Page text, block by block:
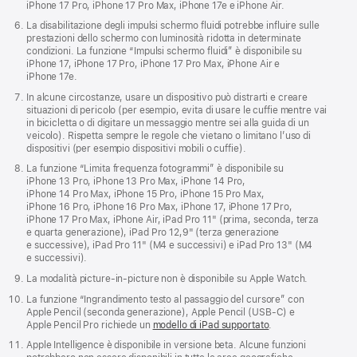
iPhone 17 Pro, iPhone 17 Pro Max, iPhone 17e e iPhone Air.
La disabilitazione degli impulsi schermo fluidi potrebbe influire sulle
prestazioni dello schermo con luminosità ridotta in determinate
condizioni. La funzione “Impulsi schermo fluidi” è disponibile su
iPhone 17, iPhone 17 Pro, iPhone 17 Pro Max, iPhone Air e
iPhone 17e.
In alcune circostanze, usare un dispositivo può distrarti e creare
situazioni di pericolo (per esempio, evita di usare le cuffie mentre vai
in bicicletta o di digitare un messaggio mentre sei alla guida di un
veicolo). Rispetta sempre le regole che vietano o limitano l’uso di
dispositivi (per esempio dispositivi mobili o cuffie).
La funzione “Limita frequenza fotogrammi” è disponibile su
iPhone 13 Pro, iPhone 13 Pro Max, iPhone 14 Pro,
iPhone 14 Pro Max, iPhone 15 Pro, iPhone 15 Pro Max,
iPhone 16 Pro, iPhone 16 Pro Max, iPhone 17, iPhone 17 Pro,
iPhone 17 Pro Max, iPhone Air, iPad Pro 11" (prima, seconda, terza
e quarta generazione), iPad Pro 12,9" (terza generazione
e successive), iPad Pro 11" (M4 e successivi) e iPad Pro 13" (M4
e successivi).
La modalità picture-in-picture non è disponibile su Apple Watch.
La funzione “Ingrandimento testo al passaggio del cursore” con
Apple Pencil (seconda generazione), Apple Pencil (USB‑C) e
Apple Pencil Pro richiede un modello di iPad supportato.
Apple Intelligence è disponibile in versione beta. Alcune funzioni